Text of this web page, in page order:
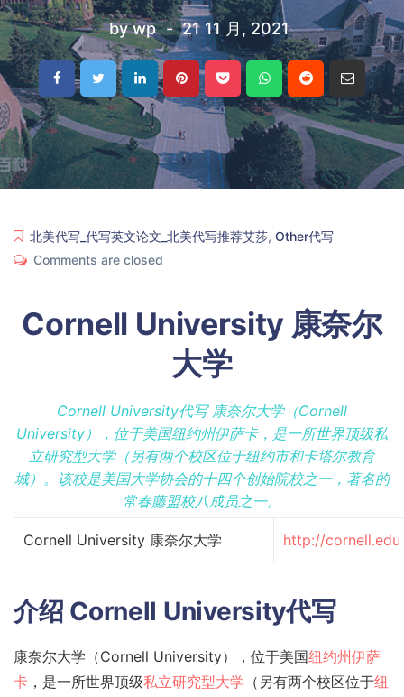
by wp 21 11 月, 2021
北美代写_代写英文论文_北美代写推荐艾莎, Other代写
Comments are closed
Cornell University 康奈尔
大学
Cornell University代写 康奈尔大学（Cornell
University），位于美国纽约州伊萨卡，是一所世界顶级私
立研究型大学（另有两个校区位于纽约市和卡塔尔教育
城）。该校是美国大学协会的十四个创始院校之一，著名的
常春藤盟校八成员之一。
Cornell University 康奈尔大学 http://cornell.edu
介绍 Cornell University代写
康奈尔大学（Cornell University），位于美国纽约州伊萨
卡 ，是一所世界顶级私立研究型大学 （另有两个校区位于纽